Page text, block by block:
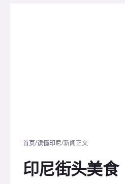
首页/读懂印尼/新闻正文
印尼街头美食